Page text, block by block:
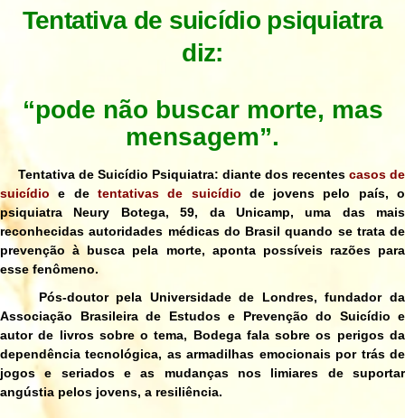
Tentativa de suicídio psiquiatra
diz:
“pode não buscar morte, mas
mensagem”.
Tentativa de Suicídio Psiquiatra: diante dos recentes casos de
suicídio e de tentativas de suicídio de jovens pelo país, o
psiquiatra Neury Botega, 59, da Unicamp, uma das mais
reconhecidas autoridades médicas do Brasil quando se trata de
prevenção à busca pela morte, aponta possíveis razões para
esse fenômeno.
Pós-doutor pela Universidade de Londres, fundador da
Associação Brasileira de Estudos e Prevenção do Suicídio e
autor de livros sobre o tema, Bodega fala sobre os perigos da
dependência tecnológica, as armadilhas emocionais por trás de
jogos e seriados e as mudanças nos limiares de suportar
angústia pelos jovens, a resiliência.